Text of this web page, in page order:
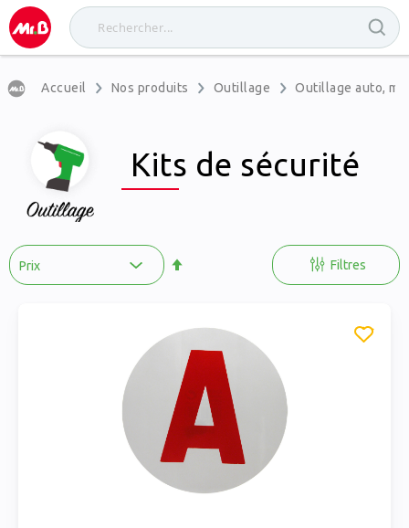
Accueil Nos produits Outillage Outillage auto,
Kits de sécurité
Filtres